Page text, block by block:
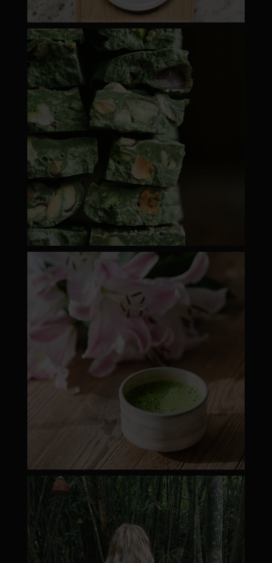
moyamatcha.hu
ápr 28
moyamatcha.hu
ápr 18
moyamatcha.hu
Márc 8